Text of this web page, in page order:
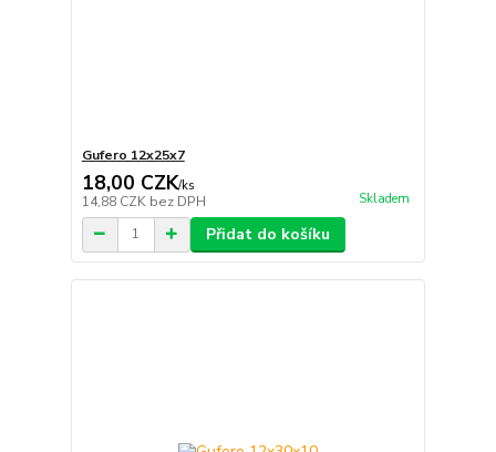
Gufero 12x25x7
18,00 CZK/ks
14,88 CZK bez DPH Skladem
Přidat do košíku